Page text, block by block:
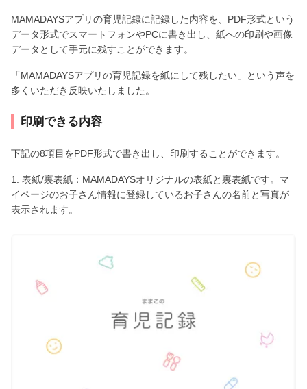
MAMADAYSアプリの育児記録に記録した内容を、PDF形式という
データ形式でスマートフォンやPCに書き出し、紙への印刷や画像
データとして手元に残すことができます。
「MAMADAYSアプリの育児記録を紙にして残したい」という声を
多くいただき反映いたしました。
印刷できる内容
下記の8項目をPDF形式で書き出し、印刷することができます。
1. 表紙/裏表紙：MAMADAYSオリジナルの表紙と裏表紙です。マ
イページのお子さん情報に登録しているお子さんの名前と写真が
表示されます。